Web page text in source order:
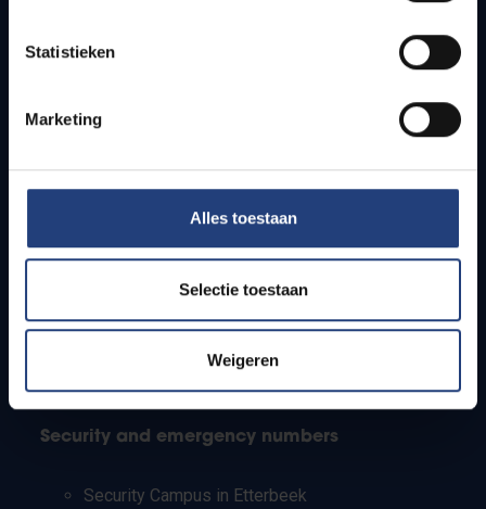
Statistieken
Marketing
Alles toestaan
Selectie toestaan
Weigeren
How to get to the VUB campuses
Students
PhD students
Teachers and secondary schools
Working students
Security and emergency numbers
Security Campus in Etterbeek